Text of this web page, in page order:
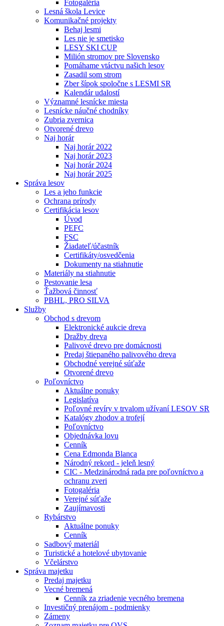
Fotogaléria
Lesná škola Levice
Komunikačné projekty
Behaj lesmi
Les nie je smetisko
LESY SKI CUP
Milión stromov pre Slovensko
Pomáhame vtáctvu našich lesov
Zasadil som strom
Zber šípok spoločne s LESMI SR
Kalendár udalostí
Významné lesnícke miesta
Lesnícke náučné chodníky
Zubria zvernica
Otvorené drevo
Naj horár
Naj horár 2022
Naj horár 2023
Naj horár 2024
Naj horár 2025
Správa lesov
Les a jeho funkcie
Ochrana prírody
Certifikácia lesov
Úvod
PEFC
FSC
Žiadateľ/účastník
Certifikáty/osvedčenia
Dokumenty na stiahnutie
Materiály na stiahnutie
Pestovanie lesa
Ťažbová činnosť
PBHL, PRO SILVA
Služby
Obchod s drevom
Elektronické aukcie dreva
Dražby dreva
Palivové drevo pre domácnosti
Predaj štiepaného palivového dreva
Obchodné verejné súťaže
Otvorené drevo
Poľovníctvo
Aktuálne ponuky
Legislatíva
Poľovné revíry v trvalom užívaní LESOV SR
Katalógy zhodov a trofejí
Poľovníctvo
Objednávka lovu
Cenník
Cena Edmonda Blanca
Národný rekord - jeleň lesný
CIC - Medzinárodná rada pre poľovníctvo a
ochranu zveri
Fotogaléria
Verejné súťaže
Zaujímavosti
Rybárstvo
Aktuálne ponuky
Cenník
Sadbový materiál
Turistické a hotelové ubytovanie
Včelárstvo
Správa majetku
Predaj majetku
Vecné bremená
Cenník za zriadenie vecného bremena
Investičný prenájom - podmienky
Zámeny